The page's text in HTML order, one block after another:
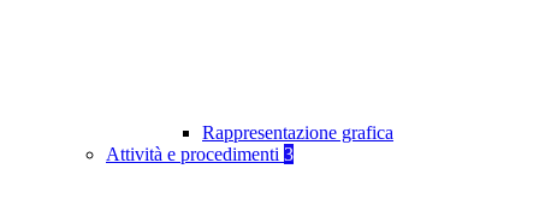
Rappresentazione grafica
Attività e procedimenti 3